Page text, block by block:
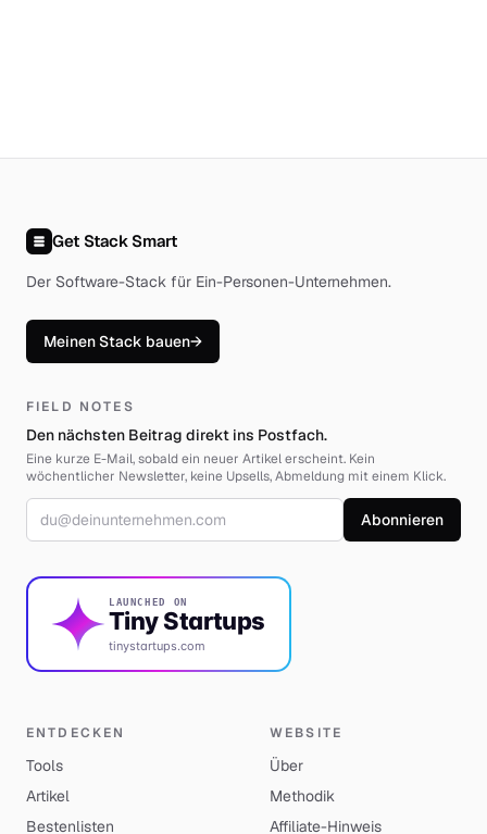
Get Stack Smart
Der Software-Stack für Ein-Personen-Unternehmen.
Meinen Stack bauen→
FIELD NOTES
Den nächsten Beitrag direkt ins Postfach.
Eine kurze E-Mail, sobald ein neuer Artikel erscheint. Kein
wöchentlicher Newsletter, keine Upsells, Abmeldung mit einem Klick.
E-Mail-Adresse Abonnieren
LAUNCHED ON
Tiny Startups
tinystartups.com
ENTDECKEN
Tools
Artikel
Bestenlisten
WEBSITE
Über
Methodik
Affiliate-Hinweis